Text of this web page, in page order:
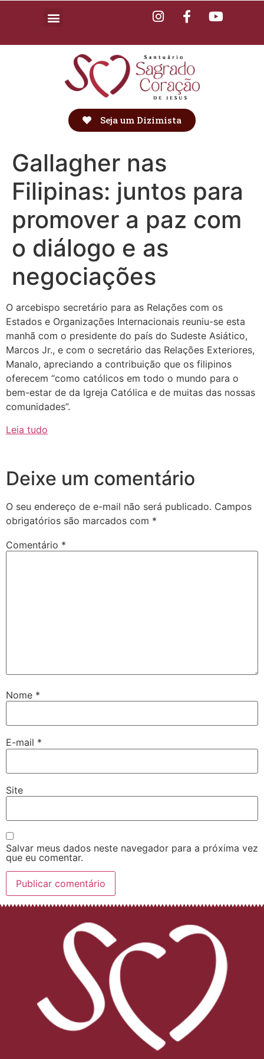
Seja um Dizimista
Gallagher nas
Filipinas: juntos para
promover a paz com
o diálogo e as
negociações
O arcebispo secretário para as Relações com os
Estados e Organizações Internacionais reuniu-se esta
manhã com o presidente do país do Sudeste Asiático,
Marcos Jr., e com o secretário das Relações Exteriores,
Manalo, apreciando a contribuição que os filipinos
oferecem “como católicos em todo o mundo para o
bem-estar de da Igreja Católica e de muitas das nossas
comunidades”.
Leia tudo
Deixe um comentário
O seu endereço de e-mail não será publicado. Campos
obrigatórios são marcados com *
Comentário *
Nome *
E-mail *
Site
Salvar meus dados neste navegador para a próxima vez
que eu comentar.